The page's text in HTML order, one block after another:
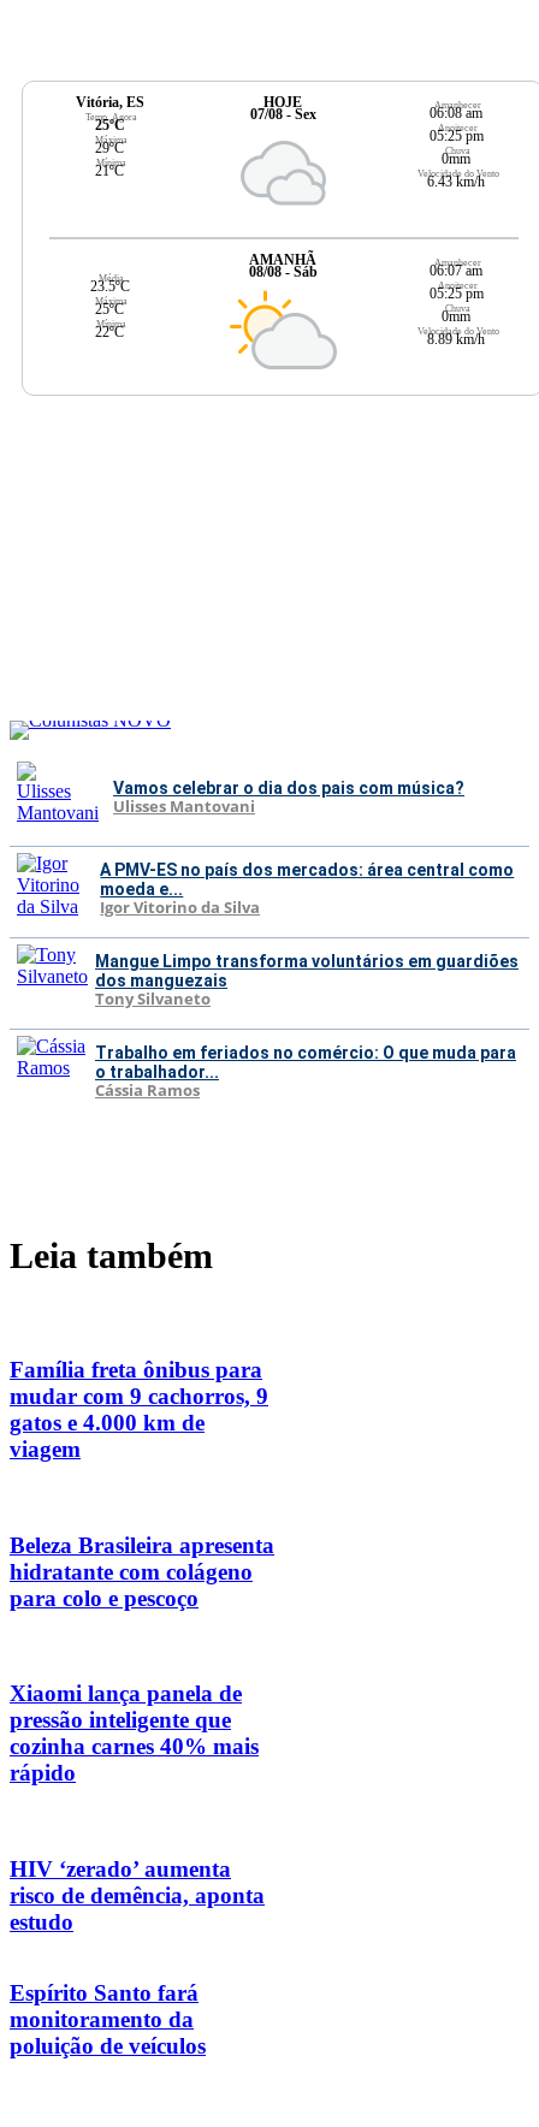
Vitória, ES
Temp. Agora
25ºC
Máxima
29ºC
Mínima
21ºC
HOJE
07/08 - Sex
Amanhecer
06:08 am
Anoitecer
05:25 pm
Chuva
0mm
Velocidade do Vento
6.43 km/h
Média
23.5ºC
Máxima
25ºC
Mínima
22ºC
AMANHÃ
08/08 - Sáb
Amanhecer
06:07 am
Anoitecer
05:25 pm
Chuva
0mm
Velocidade do Vento
8.89 km/h
Vamos celebrar o dia dos pais com música?
Ulisses Mantovani
A PMV-ES no país dos mercados: área central como
moeda e...
Igor Vitorino da Silva
Mangue Limpo transforma voluntários em guardiões
dos manguezais
Tony Silvaneto
Trabalho em feriados no comércio: O que muda para
o trabalhador...
Cássia Ramos
Leia também
Família freta ônibus para
mudar com 9 cachorros, 9
gatos e 4.000 km de
viagem
Beleza Brasileira apresenta
hidratante com colágeno
para colo e pescoço
Xiaomi lança panela de
pressão inteligente que
cozinha carnes 40% mais
rápido
HIV ‘zerado’ aumenta
risco de demência, aponta
estudo
Espírito Santo fará
monitoramento da
poluição de veículos